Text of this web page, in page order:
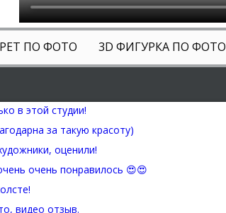
ПО ФОТО 3D ФИГУРКА ПО ФОТО